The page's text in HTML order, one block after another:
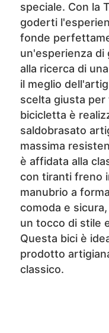
speciale. Con la
goderti
fonde
un'esperienza di
alla ricerca di
il meglio
scelta giusta per
bicicletta è
saldobrasato
massima
è affidata alla
con tiranti freno
manubrio a
comoda e
un tocco di stile
Questa bici è
prodotto
classico.